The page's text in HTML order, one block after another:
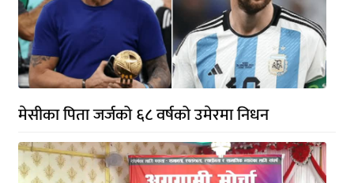
मेसीका पिता जर्जको ६८ वर्षको उमेरमा निधन